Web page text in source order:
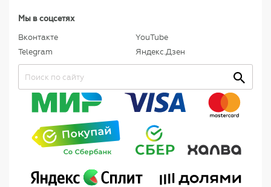
Мы в соцсетях
Вконтакте
Telegram
YouTube
Яндекс.Дзен